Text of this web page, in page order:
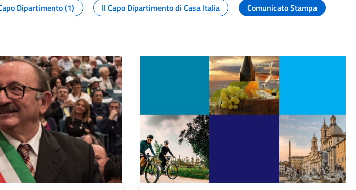
Dipartimento (1) Il Capo Dipartimento di Casa Italia
Comunicato Stampa